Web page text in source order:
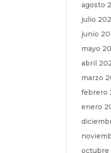
agosto
julio
junio
mayo
abril
marzo
febrero
enero
octubre